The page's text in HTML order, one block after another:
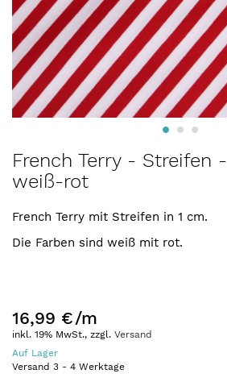
Anfang
der
springen
French Terry - Streifen -
weiß-rot
French Terry mit Streifen in 1 cm.
Die Farben sind weiß mit rot.
16,99 €/m
inkl. 19% MwSt., zzgl. Versand
Auf Lager
Versand 3 - 4 Werktage